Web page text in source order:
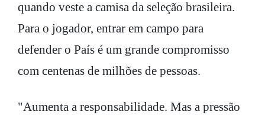
quando veste a camisa da seleção brasileira.
Para o jogador, entrar em campo para
defender o País é um grande compromisso
com centenas de milhões de pessoas.
"Aumenta a responsabilidade. Mas a pressão